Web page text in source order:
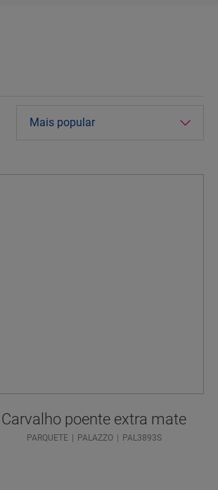
Carvalho poente extra mate
PARQUETE PALAZZO PAL3893S